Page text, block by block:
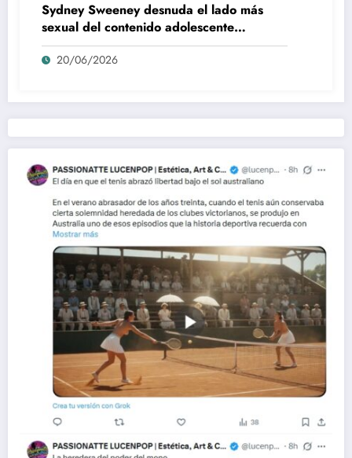
Sydney Sweeney desnuda el lado más
sexual del contenido adolescente
(Euphoria, 2026)
20/06/2026